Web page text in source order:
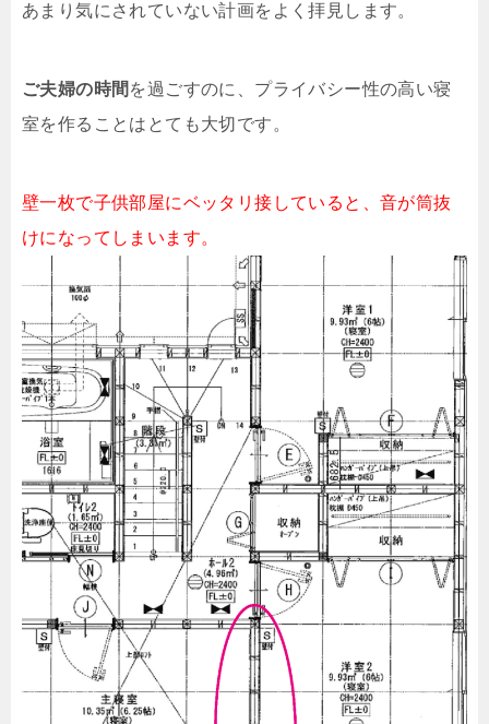
あまり気にされていない計画をよく拝見します。
ご夫婦の時間 を過ごすのに、プライバシー性の高い寝
室を作ることはとても大切です。
壁一枚で子供部屋にベッタリ接していると、音が筒抜
けになってしまいます。